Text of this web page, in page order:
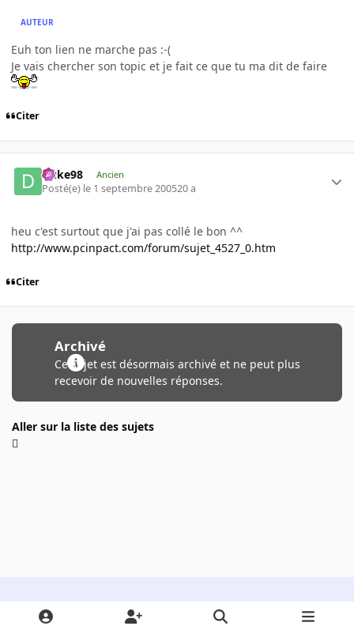
AUTEUR
Euh ton lien ne marche pas :-(
Je vais chercher son topic et je fait ce que tu ma dit de faire
Citer
Duke98 Ancien
Posté(e) le 1 septembre 200520 a
heu c'est surtout que j'ai pas collé le bon ^^
http://www.pcinpact.com/forum/sujet_4527_0.htm
Citer
Archivé
Ce sujet est désormais archivé et ne peut plus
recevoir de nouvelles réponses.
Aller sur la liste des sujets
Light ModeDark ModeSystem Preference